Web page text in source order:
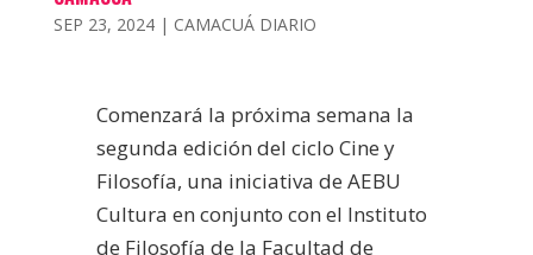
SEP 23, 2024| CAMACUÁ DIARIO
Comenzará la próxima semana la
segunda edición del ciclo Cine y
Filosofía, una iniciativa de AEBU
Cultura en conjunto con el Instituto
de Filosofía de la Facultad de